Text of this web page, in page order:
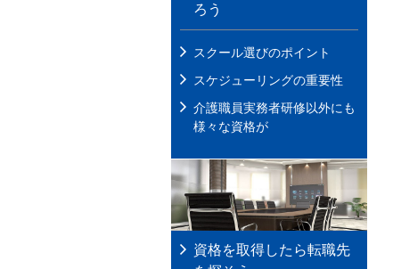
ろう
スクール選びのポイント
スケジューリングの重要性
介護職員実務者研修以外にも
様々な資格が
資格を取得したら転職先